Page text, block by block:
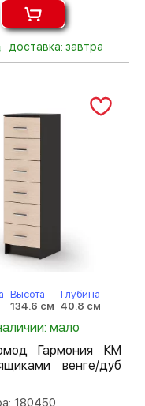
доставка: завтра
Высота
134.6 см
Глубина
40.8 см
мало
Гармония КМ
венге/дуб
180450